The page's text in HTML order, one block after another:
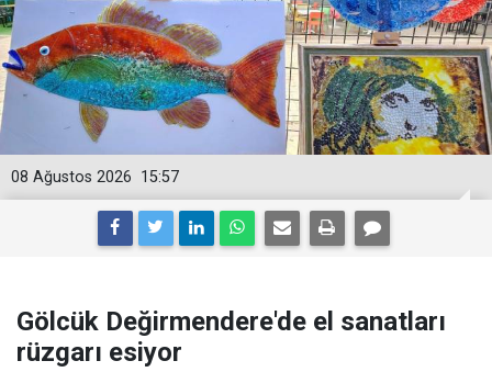
15:57
08 Ağustos 2026
Gölcük Değirmendere'de el sanatları
rüzgarı esiyor